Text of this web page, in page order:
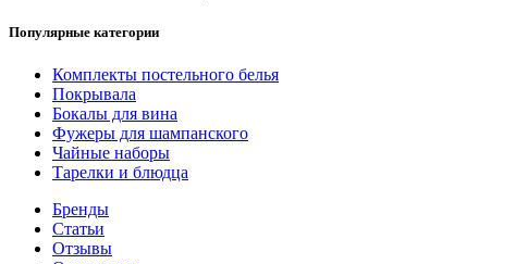
Популярные категории
Комплекты постельного белья
Покрывала
Бокалы для вина
Фужеры для шампанского
Чайные наборы
Тарелки и блюдца
Бренды
Статьи
Отзывы